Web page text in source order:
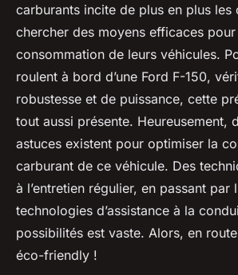
carburants incite de plus en plus les
chercher des moyens efficaces
consommation de leurs véhicules.
roulent à bord d’une Ford F-150,
robustesse et de puissance, cette
tout aussi présente. Heureusement,
astuces existent pour optimiser la
carburant de ce véhicule. Des
à l’entretien régulier, en passant par
technologies d’assistance à la
possibilités est vaste. Alors, en
éco-friendly !